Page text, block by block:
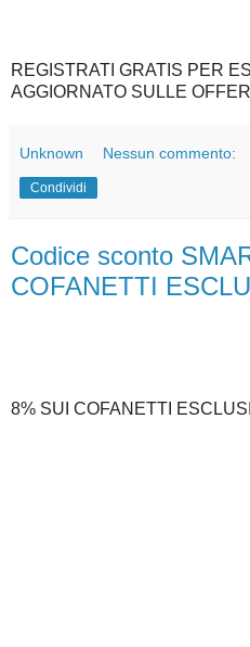
REGISTRATI GRATIS PER
AGGIORNATO SULLE
Unknown Nessun commento:
Condividi
Codice sconto
COFANETTI
8% SUI COFANETTI